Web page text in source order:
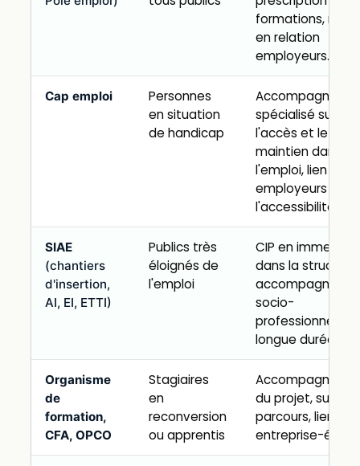
formations, mise
en relation
employeurs.
Cap emploi
Personnes
en situation
de handicap
spécialisé sur
l'accès et le
maintien dans
l'emploi, lien
employeurs sur
l'accessibilité.
SIAE
(chantiers
d'insertion,
AI, EI, ETTI)
Publics très
éloignés de
l'emploi
CIP en immersion
dans la structure,
socio-
professionnel
longue durée.
Organisme
de
formation,
CFA, OPCO
Stagiaires
en
reconversion
ou apprentis
du projet, suivi du
parcours, lien
entreprise-école.